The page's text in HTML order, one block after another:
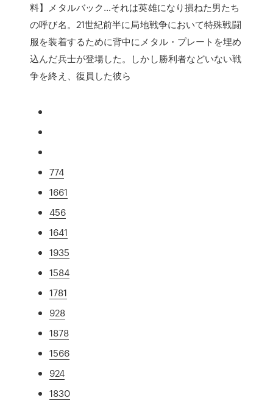
料】メタルバック…それは英雄になり損ねた男たち
の呼び名。21世紀前半に局地戦争において特殊戦闘
服を装着するために背中にメタル・プレートを埋め
込んだ兵士が登場した。しかし勝利者などいない戦
争を終え、復員した彼ら
774
1661
456
1641
1935
1584
1781
928
1878
1566
924
1830